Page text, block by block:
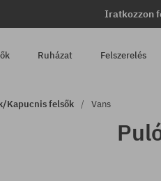
Iratkozzon
Ruházat Felszerelés
Kapucnis felsők Vans